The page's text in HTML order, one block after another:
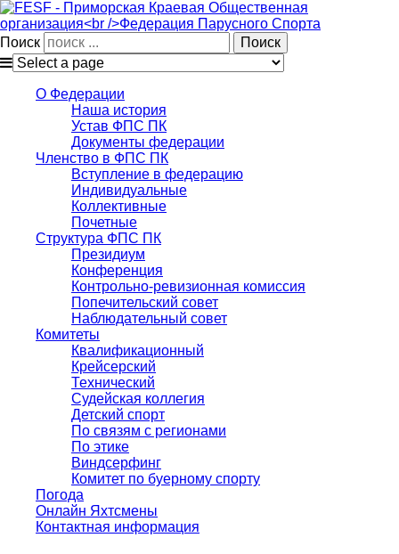
Поиск
О Федерации
Наша история
Устав ФПС ПК
Документы федерации
Членство в ФПС ПК
Вступление в федерацию
Индивидуальные
Коллективные
Почетные
Структура ФПС ПК
Президиум
Конференция
Контрольно-ревизионная комиссия
Попечительский совет
Наблюдательный совет
Комитеты
Квалификационный
Крейсерский
Технический
Судейская коллегия
Детский спорт
По связям с регионами
По этике
Виндсерфинг
Комитет по буерному спорту
Погода
Онлайн Яхтсмены
Контактная информация